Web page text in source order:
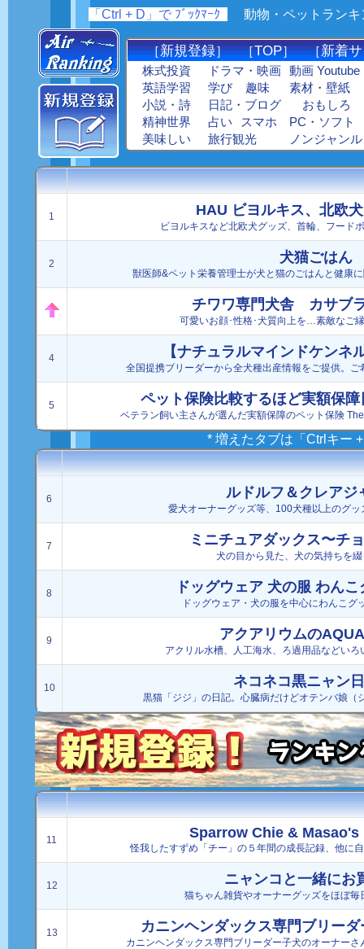
「Ctrl + D」で ﾌﾞｯｸﾏｰｸ 動物・ペットランキ
［新規登録］ ［TOP］ ［新着
株式投資
英語学習
小説・詩
精神世界
美味しい
ドラマ・映画
学び
趣味
日記・ブログ
占い
スマホ
旅行観光
動画 Youtube
素材・壁紙
おもしろ
PC・ソフト
ノンジャンル
1 HAU ビヨルキス、北欧
ビヨルキスなど北欧犬グッズ、首輪、フード
2 犬猫ごはん
獣医師&ペット栄養管理士が犬と猫のごはんと健康
チワワ専門犬舎 カサブ
可愛いお顔･性格･犬質向上を…素敵なご
4 【ナチュラルマインドケンネ
全国提携ブリーダーから全犬種出産情報をご提供。
5 ペット保険比較するほど実額保
ベテラン飼い主さんが選んだ実額保障のペット保険
* 増えたタブは「Ctrlキー
6 ルドルフ＆クレアジ
愛犬オーナーグッズ等、100犬種以上のグ
7 ミニチュアダックス〜チ
犬の目から見た、犬の気持ちを
8 ドッグウェア 犬の服 わん
ドッグウェア・犬の服を中心にわんこグ
9 アクアリウムの
アクリル水槽、人工海水、ろ過用品などいろ
10 ネコネコ黒ニャン
黒猫「ジジ」の日記。心臓病だけどオテンバ娘（
11 Sparrow Chie & Masao's
怪我したすずめ「チー」の５年間の成長記録、他に
12 ニャンコと一緒にお
猫ちゃん雑貨やオーナーグッズをほぼ毎
13 カニンヘンダックス専門ブリー
カニンヘンダックス専門ブリーダー子犬のオーナー